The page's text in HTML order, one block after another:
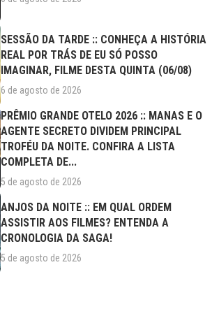
SESSÃO DA TARDE :: CONHEÇA A HISTÓRIA
REAL POR TRÁS DE EU SÓ POSSO
IMAGINAR, FILME DESTA QUINTA (06/08)
6 de agosto de 2026
PRÊMIO GRANDE OTELO 2026 :: MANAS E O
AGENTE SECRETO DIVIDEM PRINCIPAL
TROFÉU DA NOITE. CONFIRA A LISTA
COMPLETA DE...
5 de agosto de 2026
ANJOS DA NOITE :: EM QUAL ORDEM
ASSISTIR AOS FILMES? ENTENDA A
CRONOLOGIA DA SAGA!
5 de agosto de 2026